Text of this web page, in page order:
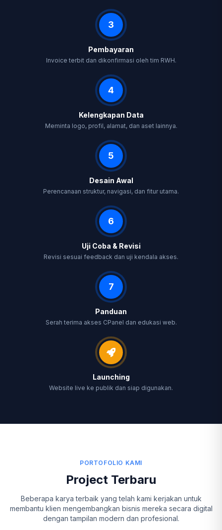
3
Pembayaran
Invoice terbit dan dikonfirmasi oleh tim RWH.
4
Kelengkapan Data
Meminta logo, profil, alamat, dan aset lainnya.
5
Desain Awal
Perencanaan struktur, navigasi, dan fitur utama.
6
Uji Coba & Revisi
Revisi sesuai feedback dan uji kendala akses.
7
Panduan
Serah terima akses CPanel dan edukasi web.
Launching
Website live ke publik dan siap digunakan.
PORTOFOLIO KAMI
Project Terbaru
Beberapa karya terbaik yang telah kami kerjakan untuk
membantu klien mengembangkan bisnis mereka secara digital
dengan tampilan modern dan profesional.